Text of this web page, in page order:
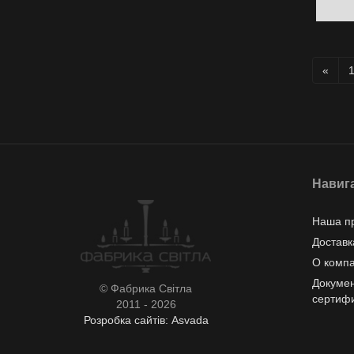
« 1
© Фабрика Світла
2011 - 2026
Розробка сайтів: Asvada
Наша
О